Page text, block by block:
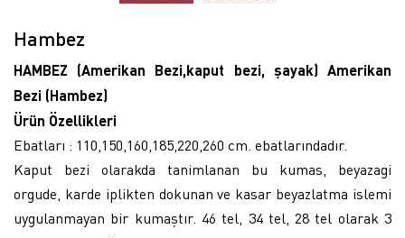
Hambez
HAMBEZ (Amerikan Bezi,kaput bezi, şayak) Amerikan
Bezi (Hambez)
Ürün Özellikleri
Ebatları : 110,150,160,185,220,260 cm. ebatlarındadır.
Kaput bezi olarakda tanimlanan bu kumas, beyazagi
orgude, karde iplikten dokunan ve kasar beyazlatma islemi
uygulanmayan bir kumaştır. 46 tel, 34 tel, 28 tel olarak 3